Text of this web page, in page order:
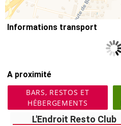
Informations transport
A proximité
BARS, RESTOS ET
HÉBERGEMENTS
L'Endroit Resto Club